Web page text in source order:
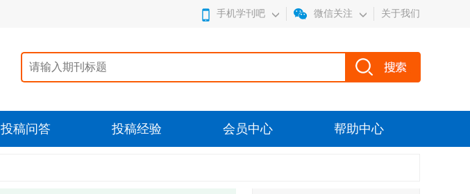
手机学刊吧 微信关注 关于我们
投稿问答 投稿经验 会员中心 帮助中心